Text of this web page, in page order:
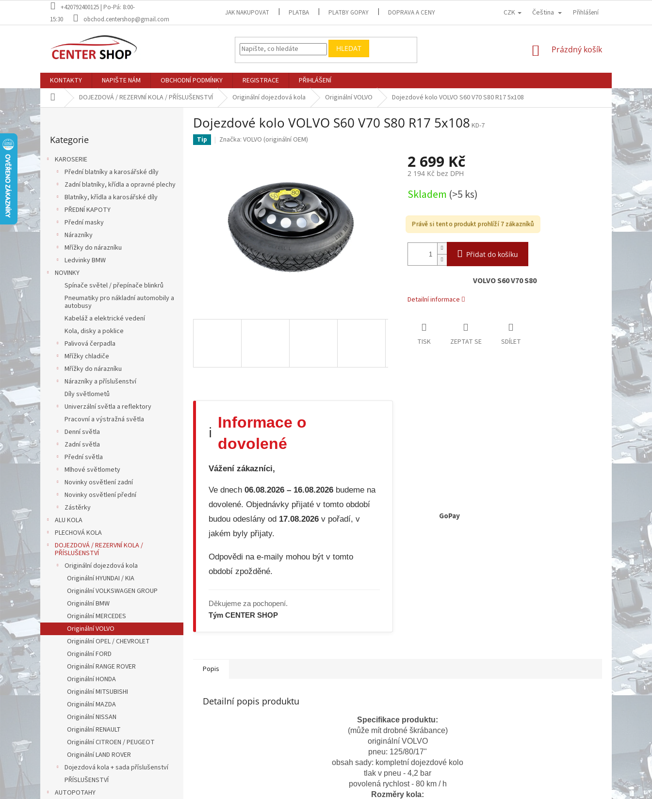
obsah
+420792400125 | Po-Pá: 8:00-
15:30
obchod.centershop@gmail.com
JAK NAKUPOVAT PLATBA PLATBY GOPAY DOPRAVA A CENY OBCHODNÍ PODMÍNKY GDPR - OCHRANA OSOBNÍCH ÚDAJŮ
CZK Čeština Přihlášení
HLEDAT
NÁKUPNÍ
Prázdný košík
KONTAKTY NAPIŠTE NÁM OBCHODNÍ PODMÍNKY REGISTRACE
PŘIHLÁŠENÍ
Domů DOJEZDOVÁ / REZERVNÍ KOLA / PŘÍSLUŠENSTVÍ Originální dojezdová kola Originální VOLVO Dojezdové kolo VOLVO S60 V70 S80 R17 5x108
P
o
s
r
n
í
p
a
n
kategorie
Kategorie
KAROSERIE
Přední blatníky a karosářské díly
Zadní blatníky, křídla a opravné plechy
Blatníky, křídla a karosářské díly
PŘEDNÍ KAPOTY
Přední masky
Nárazníky
Mřížky do nárazníku
Ledvinky BMW
NOVINKY
Spínače světel / přepínače blinkrů
Pneumatiky pro nákladní automobily a
autobusy
Kabeláž a elektrické vedení
Kola, disky a poklice
Palivová čerpadla
Mřížky chladiče
Mřížky do nárazníku
Nárazníky a příslušenství
Díly světlometů
Univerzální světla a reflektory
Pracovní a výstražná světla
Denní světla
Zadní světla
Přední světla
Mlhové světlomety
Novinky osvětlení zadní
Novinky osvětlení přední
Zástěrky
ALU KOLA
PLECHOVÁ KOLA
DOJEZDOVÁ / REZERVNÍ KOLA /
PŘÍSLUŠENSTVÍ
Originální dojezdová kola
Originální HYUNDAI / KIA
Originální VOLKSWAGEN GROUP
Originální BMW
Originální MERCEDES
Originální VOLVO
Originální OPEL / CHEVROLET
Originální FORD
Originální RANGE ROVER
Originální HONDA
Originální MITSUBISHI
Originální MAZDA
Originální NISSAN
Originální RENAULT
Originální CITROEN / PEUGEOT
Originální LAND ROVER
Dojezdová kola + sada příslušenství
PŘÍSLUŠENSTVÍ
AUTOPOTAHY
Dojezdové kolo VOLVO S60 V70 S80 R17 5x108 KD-7
Tip Značka: VOLVO (originální OEM)
2 699 Kč
2 194 Kč bez DPH
cena:
Skladem (>5 ks)
Právě si tento produkt prohlíží 7 zákazníků
Přidat do košíku
VOLVO S60 V70 S80
Detailní informace
TISK ZEPTAT SE SDÍLET
ℹ️
Informace o
dovolené
Vážení zákazníci,
Ve dnech 06.08.2026 – 16.08.2026 budeme na
dovolené. Objednávky přijaté v tomto období
budou odeslány od 17.08.2026 v pořadí, v
jakém byly přijaty.
Odpovědi na e-maily mohou být v tomto
období zpožděné.
Děkujeme za pochopení.
Tým CENTER SHOP
GoPay
Popis
Detailní popis produktu
Specifikace produktu:
(může mít drobné škrábance)
originální VOLVO
pneu: 125/80/17"
obsah sady: kompletní dojezdové kolo
tlak v pneu - 4,2 bar
povolená rychlost - 80 km / h
Rozměry kola: